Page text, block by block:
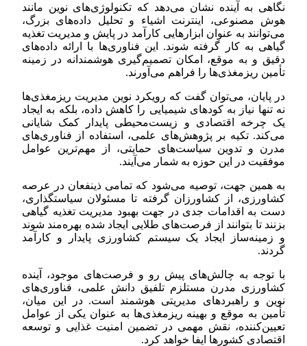
نگاهی به آینده نشان می‌دهد که تکنولوژی‌های نوین مانند
هوش مصنوعی، اینترنت اشیاء و تحلیل داده‌های بزرگ،
می‌توانند به عنوان ابزارهایی کارآمد در پایش و مدیریت تغذیه
گیاهی به کار گرفته شوند. این فناوری‌ها با ارائه داده‌های
دقیق و به موقع، امکان تصمیم‌گیری هوشمندانه در زمینه
تأمین ریزمغذی‌ها را فراهم می‌آورند.
در پایان، می‌توان گفت که رویکرد نوین مدیریت ریزمغذی‌ها
نه تنها نیاز به کودهای شیمیایی را کاهش داده، بلکه به ایجاد
یک چرخه اقتصادی و زیست‌محیطی پایدار کمک شایانی
می‌کند. تکیه بر پژوهش‌های علمی، استفاده از فناوری‌های
مدرن و تدوین سیاست‌های حمایتی، از مهم‌ترین عوامل
موفقیت در این حوزه به شمار می‌آیند.
به همین جهت، توصیه می‌شود که تمامی ذینفعان در عرصه
کشاورزی، از کشاورزان گرفته تا مسئولان سیاستگذاری،
دست به اقدامات جدی در جهت بهبود مدیریت تغذیه گیاهی
بزنند تا بتوانند از فرصت‌های طلایی ایجاد شده بهره‌مند شوند
و زمینه‌ساز ایجاد یک سیستم کشاورزی پایدار و کارآمد
گردند.
با توجه به چالش‌های پیش رو و فرصت‌های موجود، آینده
کشاورزی مدرن مستلزم تلفیق دانش علمی، فناوری‌های
نوین و راهبردهای مدیریتی هوشمند است. در این میان،
تأمین به موقع و بهینه ریزمغذی‌ها به عنوان یکی از عوامل
تعیین‌کننده، نقش مهمی در تضمین امنیت غذایی و توسعه
اقتصادی کشورها ایفا خواهد کرد.